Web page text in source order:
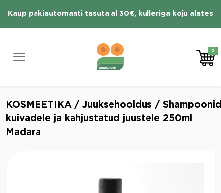
Kaup pakiautomaati tasuta al 30€, kulleriga koju alates
0
KOSMEETIKA / Juuksehooldus / Shampoonid
kuivadele ja kahjustatud juustele 250ml
Madara